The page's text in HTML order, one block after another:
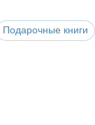
Подарочные книги